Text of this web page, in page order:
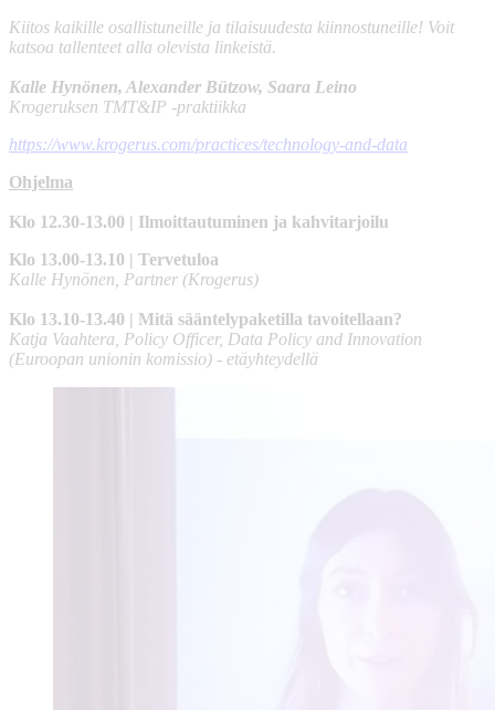
Kiitos kaikille osallistuneille ja tilaisuudesta kiinnostuneille! Voit
katsoa tallenteet alla olevista linkeistä.
Kalle Hynönen, Alexander Bützow, Saara Leino
Krogeruksen TMT&IP -praktiikka
https://www.krogerus.com/practices/technology-and-data
Ohjelma
Klo 12.30-13.00 | Ilmoittautuminen ja kahvitarjoilu
Klo 13.00-13.10 | Tervetuloa
Kalle Hynönen, Partner (Krogerus)
Klo 13.10-13.40 | Mitä sääntelypaketilla tavoitellaan?
Katja Vaahtera, Policy Officer, Data Policy and Innovation
(Euroopan unionin komissio) - etäyhteydellä